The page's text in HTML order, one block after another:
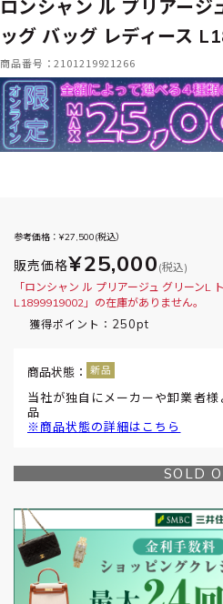
ロンシャン ル プリアージ
ッグ バッグ レディース
商品番号：2101219921266
参考価格：¥27,500(税込）
販売価格¥25,000 (税込)
「ロンシャン ル プリアージュ グリーンL
L1899919002」の在庫がありません。
獲得ポイント： 250pt
商品状態：
当社が独自にメーカーや卸業者
品
※商品状態の詳細はこちら
SOLD